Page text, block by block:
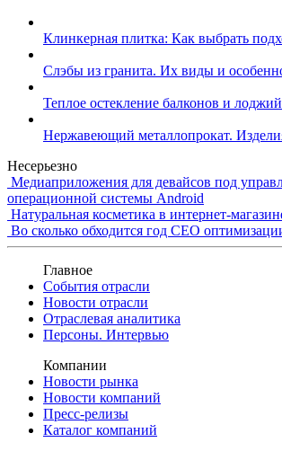
Клинкерная плитка: Как выбрать
Слэбы из гранита. Их виды и
Теплое остекление балконов и
Нержавеющий металлопрокат.
Несерьезно
Медиаприложения для девайсов под
операционной системы Android
Натуральная косметика в интернет-
Во сколько обходится год СЕО
Главное
События отрасли
Новости отрасли
Отраслевая аналитика
Персоны. Интервью
Компании
Новости рынка
Новости компаний
Пресс-релизы
Каталог компаний